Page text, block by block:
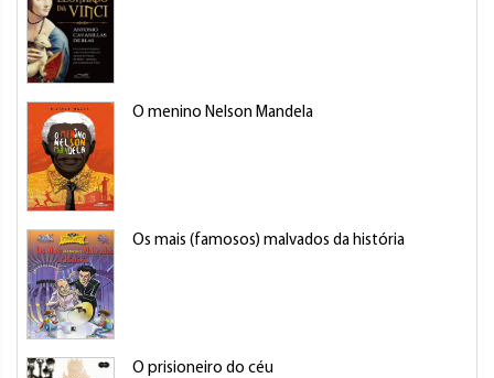
O menino Nelson Mandela
Os mais (famosos) malvados da história
O prisioneiro do céu